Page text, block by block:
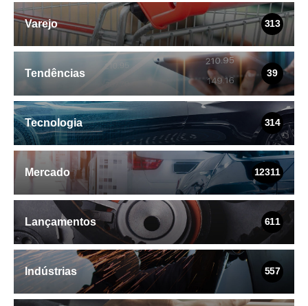
Varejo 313
Tendências 39
Tecnologia 314
Mercado 12311
Lançamentos 611
Indústrias 557